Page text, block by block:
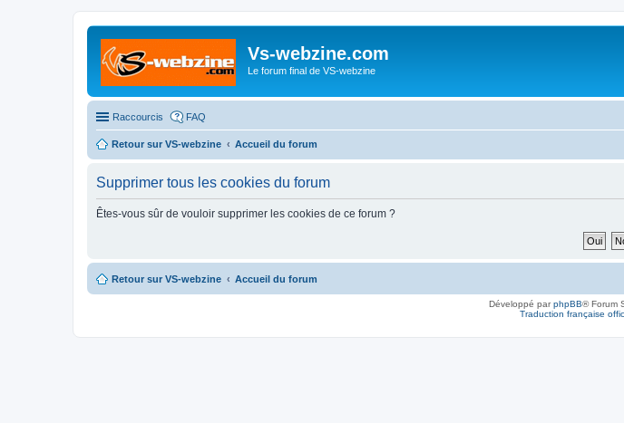
Vs-webzine.com
Le forum final de VS-webzine
Raccourcis FAQ
Retour sur VS-webzine Accueil du forum
Supprimer tous les cookies du forum
Êtes-vous sûr de vouloir supprimer les cookies de ce forum ?
Retour sur VS-webzine Accueil du forum
Développé parphpBB® Forum
Traduction française